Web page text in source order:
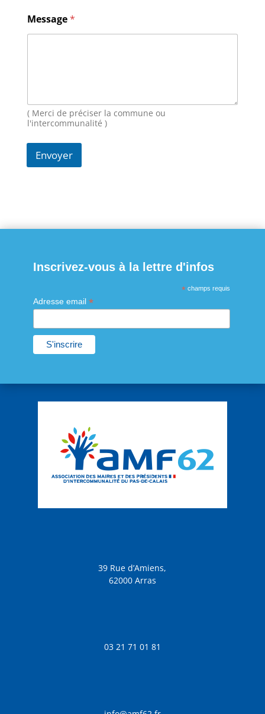
M
e
s
o
m
Message*
( Merci de préciser la commune ou
l'intercommunalité )
Envoyer
Inscrivez-vous à la lettre d'infos
* champs requis
Adresse email *
39 Rue d’Amiens,
62000 Arras
03 21 71 01 81